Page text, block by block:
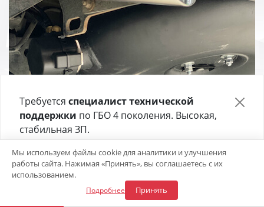
Мы используем файлы cookie для аналитики и улучшения
работы сайта. Нажимая «Принять», вы соглашаетесь с их
использованием.
Подробнее Принять
Требуется специалист технической
поддержки по ГБО 4 поколения. Высокая,
стабильная ЗП.
Отправьте своё резюме в форме ниже 👇
Откликнуться на вакансию